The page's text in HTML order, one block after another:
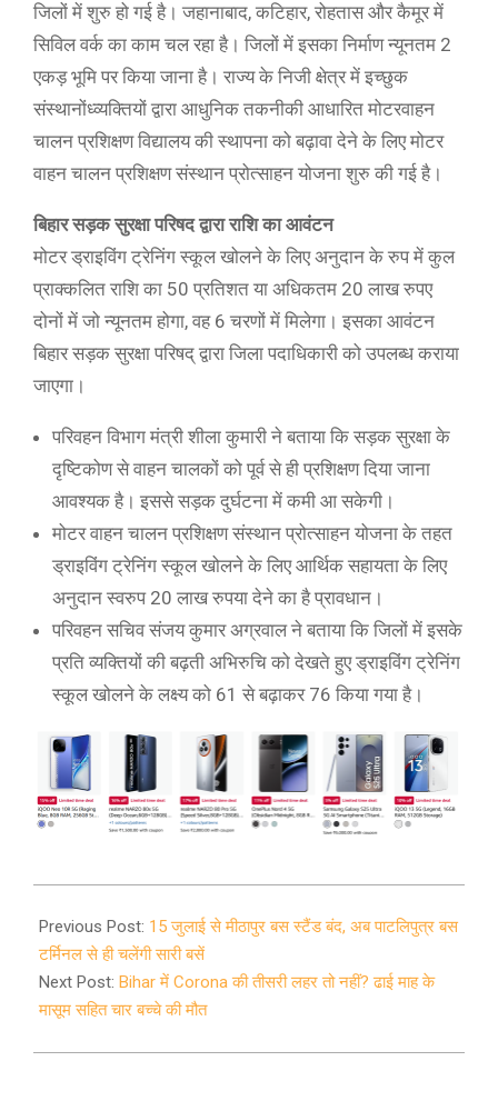
जिलों में शुरु हो गई है। जहानाबाद, कटिहार, रोहतास और कैमूर में
सिविल वर्क का काम चल रहा है। जिलों में इसका निर्माण न्यूनतम 2
एकड़ भूमि पर किया जाना है। राज्य के निजी क्षेत्र में इच्छुक
संस्थानोंध्व्यक्तियों द्वारा आधुनिक तकनीकी आधारित मोटरवाहन
चालन प्रशिक्षण विद्यालय की स्थापना को बढ़ावा देने के लिए मोटर
वाहन चालन प्रशिक्षण संस्थान प्रोत्साहन योजना शुरु की गई है।
बिहार सड़क सुरक्षा परिषद द्वारा राशि का आवंटन
मोटर ड्राइविंग ट्रेनिंग स्कूल खोलने के लिए अनुदान के रुप में कुल
प्राक्कलित राशि का 50 प्रतिशत या अधिकतम 20 लाख रुपए
दोनों में जो न्यूनतम होगा, वह 6 चरणों में मिलेगा। इसका आवंटन
बिहार सड़क सुरक्षा परिषद् द्वारा जिला पदाधिकारी को उपलब्ध कराया
जाएगा।
परिवहन विभाग मंत्री शीला कुमारी ने बताया कि सड़क सुरक्षा के
दृष्टिकोण से वाहन चालकों को पूर्व से ही प्रशिक्षण दिया जाना
आवश्यक है। इससे सड़क दुर्घटना में कमी आ सकेगी।
मोटर वाहन चालन प्रशिक्षण संस्थान प्रोत्साहन योजना के तहत
ड्राइविंग ट्रेनिंग स्कूल खोलने के लिए आर्थिक सहायता के लिए
अनुदान स्वरुप 20 लाख रुपया देने का है प्रावधान।
परिवहन सचिव संजय कुमार अग्रवाल ने बताया कि जिलों में इसके
प्रति व्यक्तियों की बढ़ती अभिरुचि को देखते हुए ड्राइविंग ट्रेनिंग
स्कूल खोलने के लक्ष्य को 61 से बढ़ाकर 76 किया गया है।
06-
02
Previous Post: 15 जुलाई से मीठापुर बस स्टैंड बंद, अब पाटलिपुत्र बस
टर्मिनल से ही चलेंगी सारी बसें
Next Post: Bihar में Corona की तीसरी लहर तो नहीं? ढाई माह के
मासूम सहित चार बच्चे की मौत